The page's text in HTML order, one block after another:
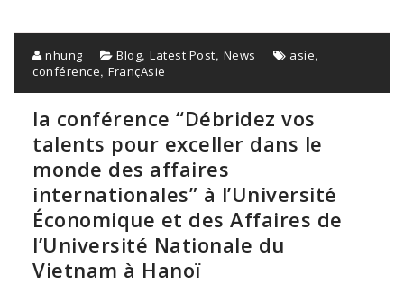
nhung Blog, Latest Post, News asie,
conférence, FrançAsie
la conférence “Débridez vos
talents pour exceller dans le
monde des affaires
internationales” à l’Université
Économique et des Affaires de
l’Université Nationale du
Vietnam à Hanoï